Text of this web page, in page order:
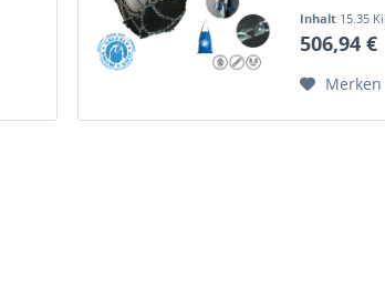
Gebrauch.
Inhalt 15.35
506,94 €
Merken